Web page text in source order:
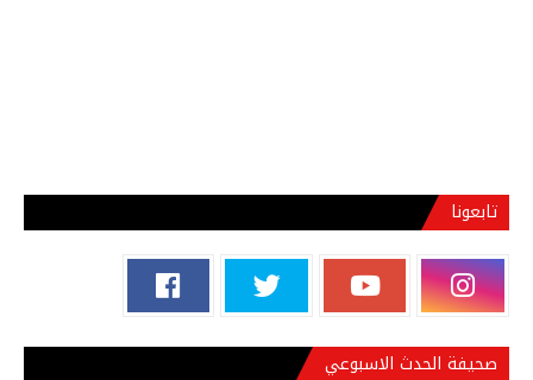
تابعونا
صحيفة الحدث الاسبوعي